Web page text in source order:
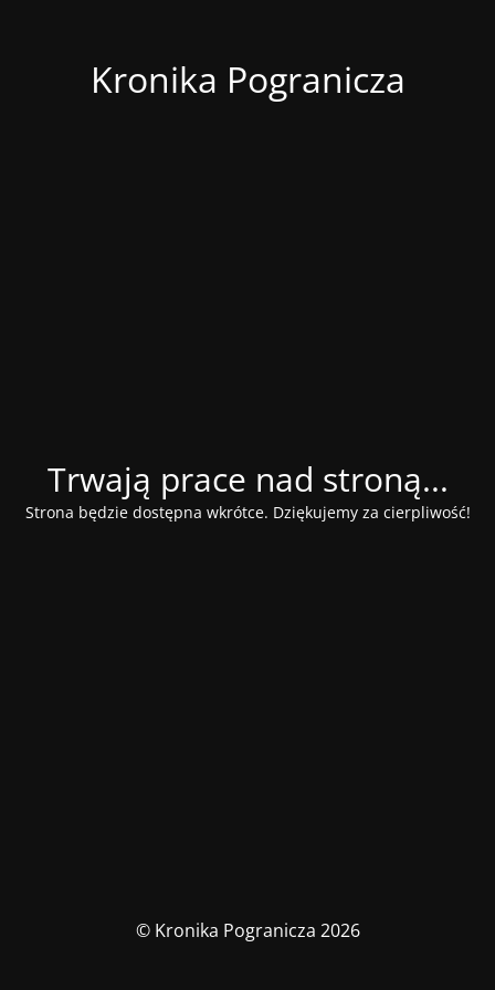
Kronika Pogranicza
Trwają prace nad stroną...
Strona będzie dostępna wkrótce. Dziękujemy za cierpliwość!
© Kronika Pogranicza 2026